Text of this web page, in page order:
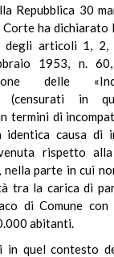
Repubblica 30
Corte ha dichiarato
degli articoli 1,
1953, n.
delle
(censurati in
termini di
causa di
rispetto
nella parte in cui
tra la carica di
di Comune con
abitanti.
in quel contesto